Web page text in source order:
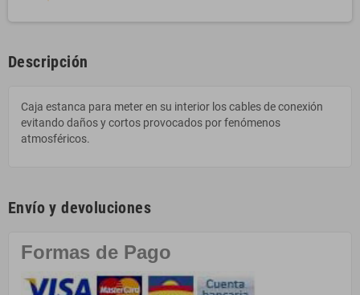
Descripción
Caja estanca para meter en su interior los cables de conexión
evitando daños y cortos provocados por fenómenos
atmosféricos.
Envío y devoluciones
Formas de Pago